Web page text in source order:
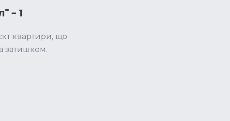
- 1
квартири, що
затишком.